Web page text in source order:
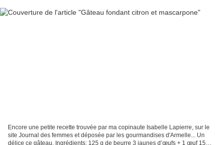
Encore une petite recette trouvée par ma copinaute Isabelle Lapierre, sur le
site Journal des femmes et déposée par les gourmandises d'Armelle... Un
délice ce gâteau. Ingrédients: 125 g de beurre 3 jaunes d’œufs + 1 œuf 150